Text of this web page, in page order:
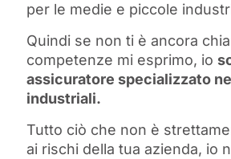
per le medie e piccole
Quindi se non ti è ancora
competenze mi esprimo, io
assicuratore specializzato
industriali.
Tutto ciò che non è
ai rischi della tua azienda, io